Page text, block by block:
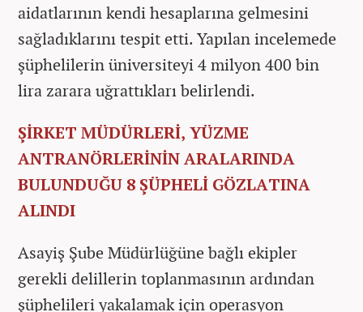
aidatlarının kendi hesaplarına gelmesini
sağladıklarını tespit etti. Yapılan incelemede
şüphelilerin üniversiteyi 4 milyon 400 bin
lira zarara uğrattıkları belirlendi.
ŞİRKET MÜDÜRLERİ, YÜZME
ANTRANÖRLERİNİN ARALARINDA
BULUNDUĞU 8 ŞÜPHELİ GÖZLATINA
ALINDI
Asayiş Şube Müdürlüğüne bağlı ekipler
gerekli delillerin toplanmasının ardından
şüphelileri yakalamak için operasyon